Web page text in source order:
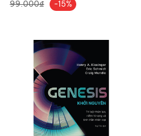
99.000₫ -15%